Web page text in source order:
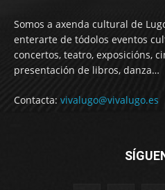
Somos a axenda cultural de
enterarte de tódolos eventos
concertos, teatro, exposicións,
presentación de libros, danza…
Contacta: vivalugo@vivalugo.es